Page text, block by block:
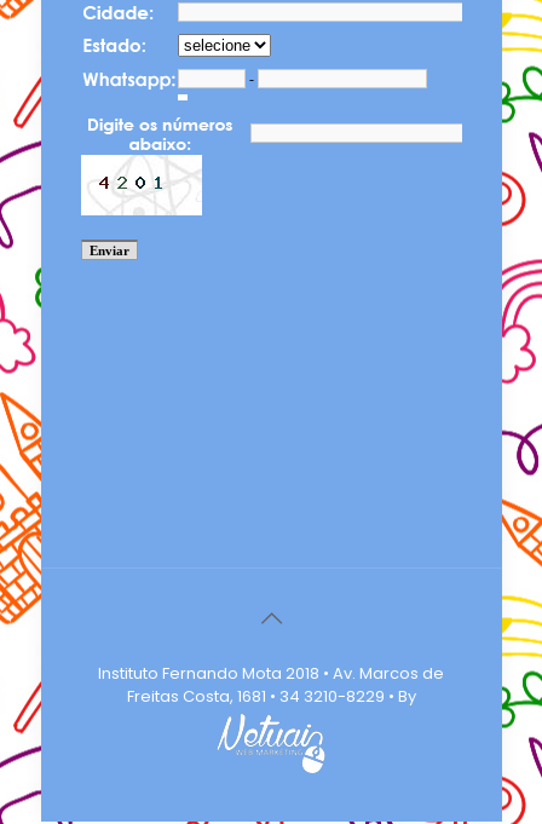
Instituto Fernando Mota 2018 • Av. Marcos de
Freitas Costa, 1681 • 34 3210-8229 • By